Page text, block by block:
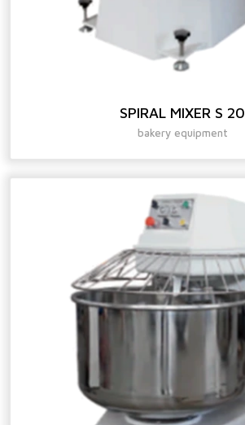
SPIRAL MIXER S 20
bakery equipment